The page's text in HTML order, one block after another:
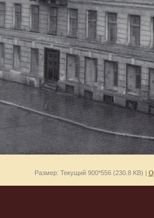
Размер: Текущий 900*556 (230.8 KB) |